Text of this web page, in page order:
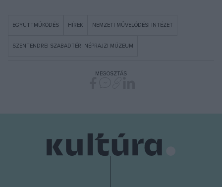
EGYÜTTMŰKÖDÉS HÍREK NEMZETI MŰVELŐDÉSI INTÉZET
SZENTENDREI SZABADTÉRI NÉPRAJZI MÚZEUM
MEGOSZTÁS